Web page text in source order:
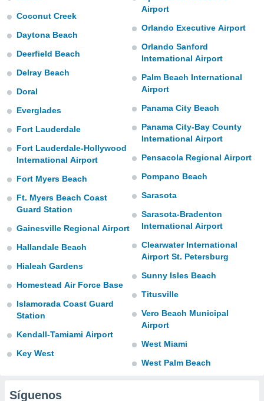
la
ya sean
nuestros
en
así como
en
nuestra
y
de
disponible
aceptar
Coconut Creek
Daytona Beach
Deerfield Beach
Delray Beach
Doral
Everglades
Fort Lauderdale
Fort Lauderdale-Hollywood
International Airport
Fort Myers Beach
Ft. Myers Beach Coast
Guard Station
Gainesville Regional Airport
Hallandale Beach
Hialeah Gardens
Homestead Air Force Base
Islamorada Coast Guard
Station
Kendall-Tamiami Airport
Key West
Airport
Orlando Executive Airport
Orlando Sanford
International Airport
Palm Beach International
Airport
Panama City Beach
Panama City-Bay County
International Airport
Pensacola Regional Airport
Pompano Beach
Sarasota
Sarasota-Bradenton
International Airport
Clearwater International
Airport St. Petersburg
Sunny Isles Beach
Titusville
Vero Beach Municipal
Airport
West Miami
West Palm Beach
Síguenos